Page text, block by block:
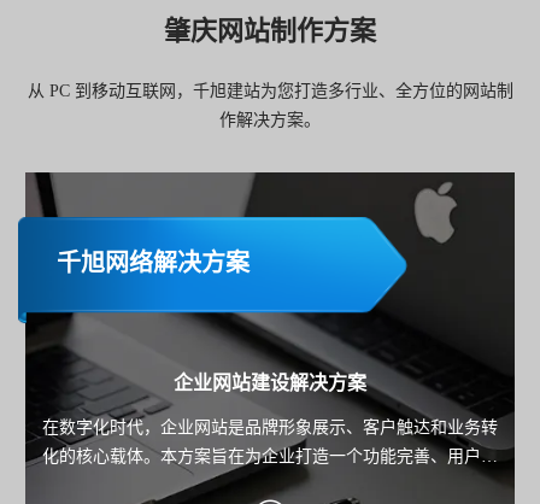
肇庆网站制作方案
从 PC 到移动互联网，千旭建站为您打造多行业、全方位的网站制
作解决方案。
千旭网络解决方案
企业网站建设解决方案
在数字化时代，企业网站是品牌形象展示、客户触达和业务转
化的核心载体。本方案旨在为企业打造一个功能完善、用户体
验优秀且具备市场竞争力的网站，助力企业实现品牌传播、用